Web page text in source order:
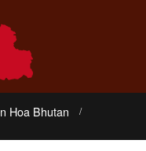
Hoa Bhutan